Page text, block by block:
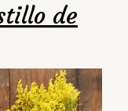
de